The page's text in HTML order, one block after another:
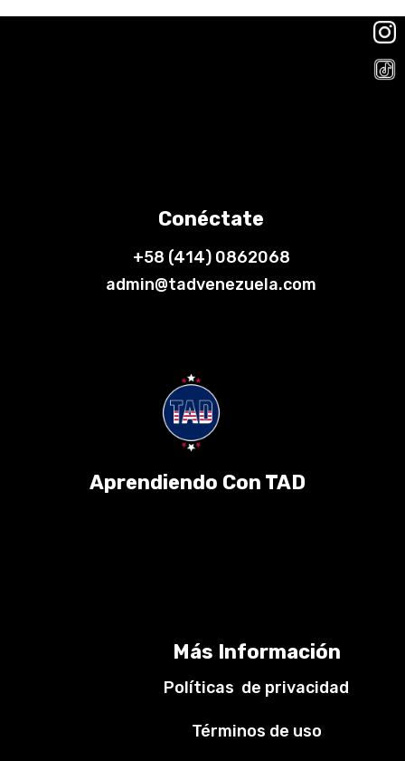
Conéctate
+58 (414) 0862068
admin@tadvenezuela.com
Aprendiendo Con TAD
Más Información
Políticas de privacidad
Términos de uso